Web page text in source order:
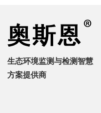
生态环境监测与检测智慧
方案提供商